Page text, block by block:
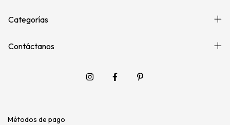
Categorías
Contáctanos
Métodos de pago